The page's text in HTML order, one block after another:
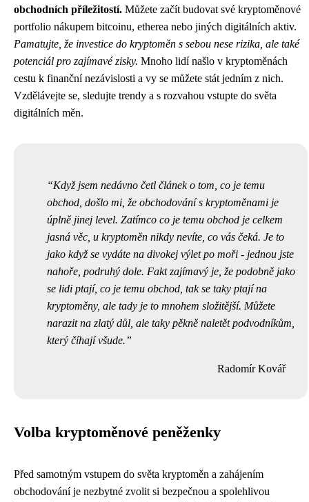
obchodních příležitostí. Můžete začít budovat své kryptoměnové
portfolio nákupem bitcoinu, etherea nebo jiných digitálních aktiv.
Pamatujte, že investice do kryptoměn s sebou nese rizika, ale také
potenciál pro zajímavé zisky. Mnoho lidí našlo v kryptoměnách
cestu k finanční nezávislosti a vy se můžete stát jedním z nich.
Vzdělávejte se, sledujte trendy a s rozvahou vstupte do světa
digitálních měn.
Když jsem nedávno četl článek o tom, co je temu
obchod , došlo mi, že obchodování s kryptoměnami je
úplně jinej level. Zatímco co je temu obchod je celkem
jasná věc, u kryptoměn nikdy nevíte, co vás čeká. Je to
jako když se vydáte na divokej výlet po moři - jednou jste
nahoře, podruhý dole. Fakt zajímavý je, že podobně jako
se lidi ptají, co je temu obchod, tak se taky ptají na
kryptoměny, ale tady je to mnohem složitější. Můžete
narazit na zlatý důl, ale taky pěkně naletět podvodníkům,
který číhají všude.
Radomír Kovář
Volba kryptoměnové peněženky
Před samotným vstupem do světa kryptoměn a zahájením
obchodování je nezbytné zvolit si bezpečnou a spolehlivou